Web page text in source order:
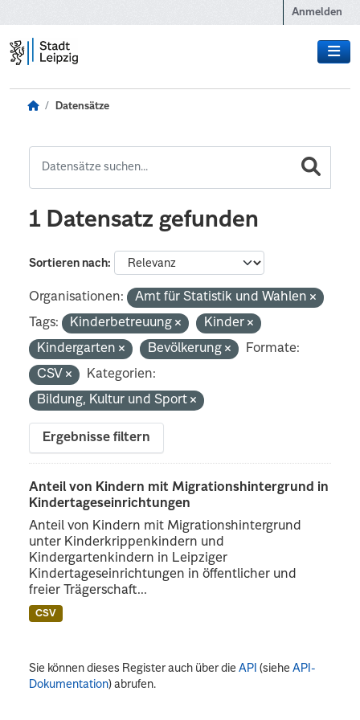
Anmelden
Datensätze
1 Datensatz gefunden
Sortieren nach
Organisationen:
Amt für Statistik und Wahlen
Tags:
Kinderbetreuung
Kinder
Kindergarten
Bevölkerung
Formate:
CSV
Kategorien:
Bildung, Kultur und Sport
Ergebnisse filtern
Anteil von Kindern mit Migrationshintergrund in
Kindertageseinrichtungen
Anteil von Kindern mit Migrationshintergrund
unter Kinderkrippenkindern und
Kindergartenkindern in Leipziger
Kindertageseinrichtungen in öffentlicher und
freier Trägerschaft...
CSV
Sie können dieses Register auch über dieAPI (sieheAPI-
Dokumentation) abrufen.